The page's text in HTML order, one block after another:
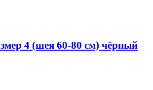
4 (шея 60-80 см) чёрный